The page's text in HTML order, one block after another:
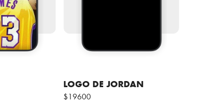
LOGO DE JORDAN
$19600